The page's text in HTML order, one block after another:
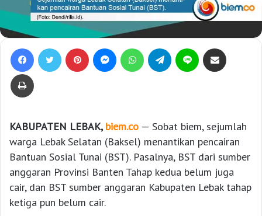
KABUPATEN LEBAK, biem.co — Sobat biem, sejumlah
warga Lebak Selatan (Baksel) menantikan pencairan
Bantuan Sosial Tunai (BST). Pasalnya, BST dari sumber
anggaran Provinsi Banten Tahap kedua belum juga
cair, dan BST sumber anggaran Kabupaten Lebak tahap
ketiga pun belum cair.